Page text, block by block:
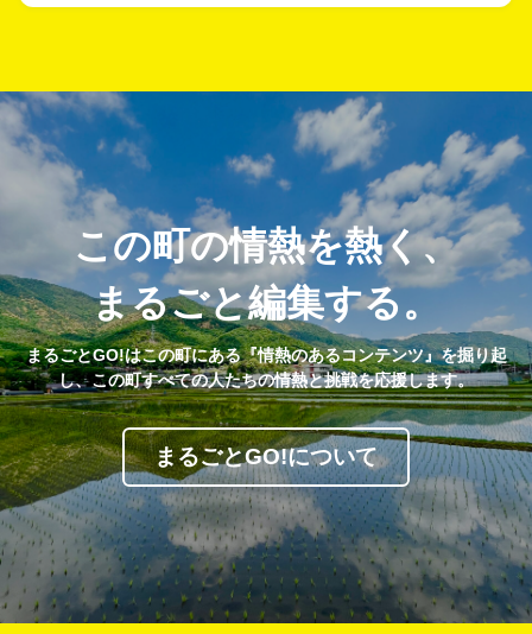
この町の情熱を熱く、
まるごと編集する。
まるごとGO!はこの町にある『情熱のあるコンテンツ』を掘り起
し、この町すべての人たちの情熱と挑戦を応援します。
まるごとGO!について